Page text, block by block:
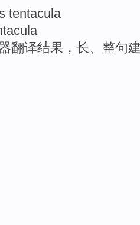
tentacula
翻译结果，长、整句